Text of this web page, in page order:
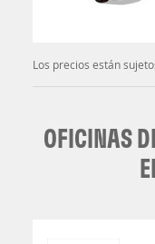
Los precios están
OFICINAS